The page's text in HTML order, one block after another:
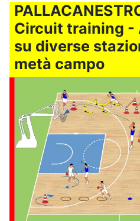
Circuit training -
su diverse
metà campo